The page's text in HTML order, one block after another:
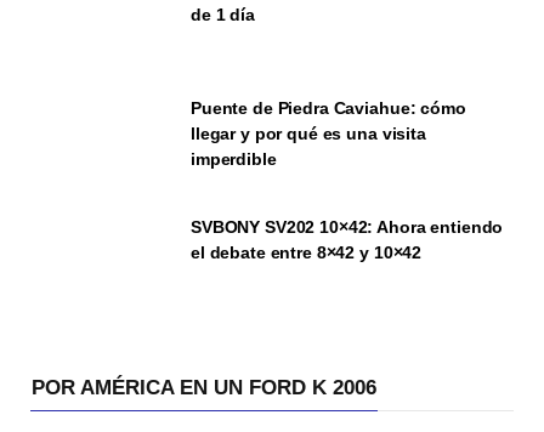
de 1 día
Puente de Piedra Caviahue: cómo
llegar y por qué es una visita
imperdible
SVBONY SV202 10×42: Ahora entiendo
el debate entre 8×42 y 10×42
POR AMÉRICA EN UN FORD K 2006